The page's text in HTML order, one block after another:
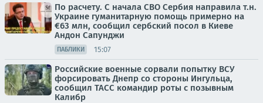
По расчету. С начала СВО Сербия направила т.н.
Украине гуманитарную помощь примерно на
€63 млн, сообщил сербский посол в Киеве
Андон Сапунджи
ПАБЛИКИ 15:07
Российские военные сорвали попытку ВСУ
форсировать Днепр со стороны Ингульца,
сообщил ТАСС командир роты с позывным
Калибр